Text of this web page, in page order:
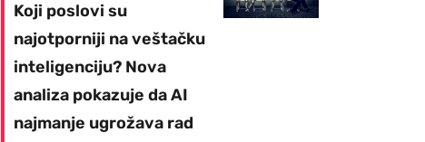
Koji poslovi su
najotporniji na veštačku
inteligenciju? Nova
analiza pokazuje da AI
najmanje ugrožava rad